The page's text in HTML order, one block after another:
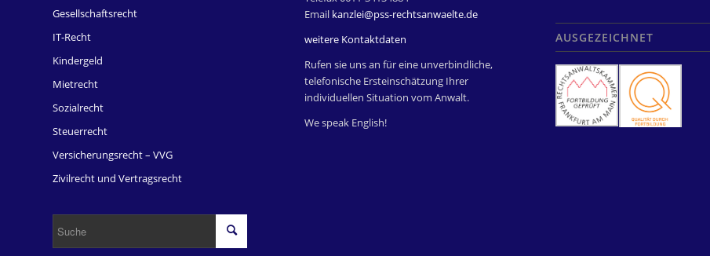
Gesellschaftsrecht
IT-Recht
Kindergeld
Mietrecht
Sozialrecht
Steuerrecht
Versicherungsrecht – VVG
Zivilrecht und Vertragsrecht
Email kanzlei@pss-rechtsanwaelte.de
weitere Kontaktdaten
Rufen sie uns an für eine unverbindliche,
telefonische Ersteinschätzung Ihrer
individuellen Situation vom Anwalt.
We speak English!
AUSGEZEICHNET